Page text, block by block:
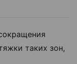
таких зон,